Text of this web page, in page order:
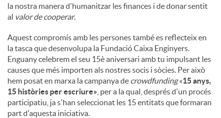
la nostra manera d'humanitzar les finances i de donar sentit
al valor de cooperar.
Aquest compromís amb les persones també es reflecteix en
la tasca que desenvolupa la Fundació Caixa Enginyers.
Enguany celebrem el seu 15è aniversari amb tu impulsant les
causes que més importen als nostres socis i sòcies. Per això
hem posat en marxa la campanya de crowdfunding«15 anys,
15 històries per escriure» , per a la qual, després d'un procés
participatiu, ja s'han seleccionat les 15 entitats que formaran
part d'aquesta iniciativa.